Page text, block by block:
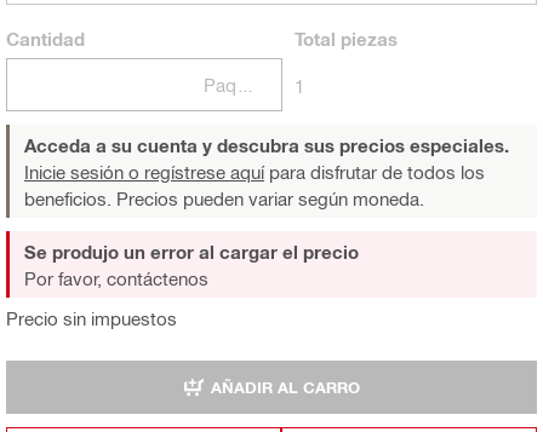
Cantidad Total piezas
1
Acceda a su cuenta y descubra sus precios especiales.
Inicie sesión o regístrese aquípara disfrutar de todos los
beneficios. Precios pueden variar según moneda.
Precio sin impuestos
Se produjo un error al cargar el precio
Por favor, contáctenos
AÑADIR AL CARRO